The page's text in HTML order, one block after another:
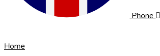
Phone
Home